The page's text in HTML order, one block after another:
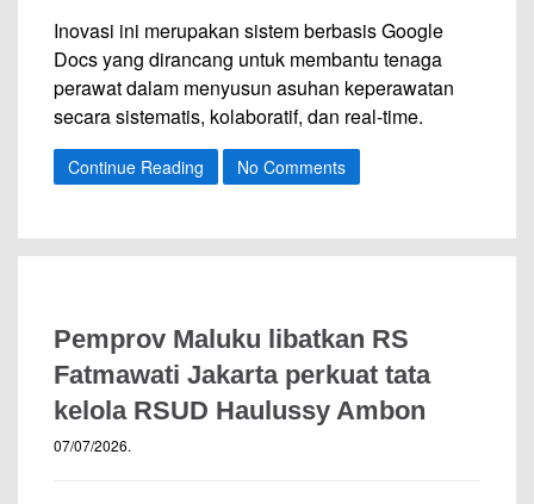
Inovasi ini merupakan sistem berbasis Google
Docs yang dirancang untuk membantu tenaga
perawat dalam menyusun asuhan keperawatan
secara sistematis, kolaboratif, dan real-time.
Continue Reading No Comments
Pemprov Maluku libatkan RS
Fatmawati Jakarta perkuat tata
kelola RSUD Haulussy Ambon
07/07/2026.